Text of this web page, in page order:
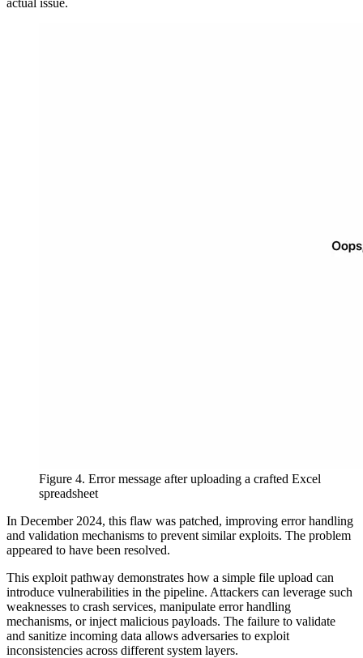
Figure 4. Error message after uploading a crafted Excel
spreadsheet
In December 2024, this flaw was patched, improving error handling
and validation mechanisms to prevent similar exploits. The problem
appeared to have been resolved.
This exploit pathway demonstrates how a simple file upload can
introduce vulnerabilities in the pipeline. Attackers can leverage such
weaknesses to crash services, manipulate error handling
mechanisms, or inject malicious payloads. The failure to validate
and sanitize incoming data allows adversaries to exploit
inconsistencies across different system layers.